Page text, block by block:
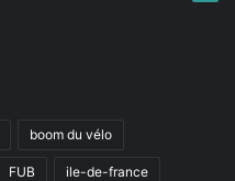
boom du vélo
FUB ile-de-france